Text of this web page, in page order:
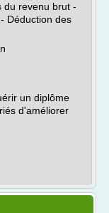
du revenu brut -
Déduction des
un diplôme
d'améliorer